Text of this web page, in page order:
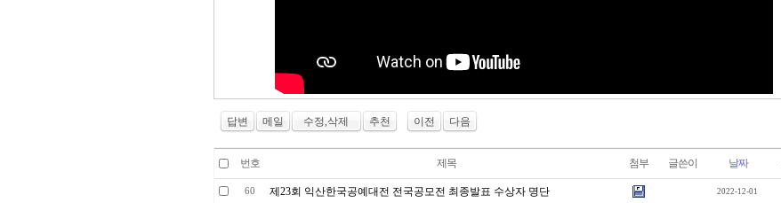
답변 메일 수정,삭제 추천 이전 다음
번호 제목 첨부 글쓴이 날짜
60 제23회 익산한국공예대전 전국공모전 최종발표 수상자 명단 2022-12-01